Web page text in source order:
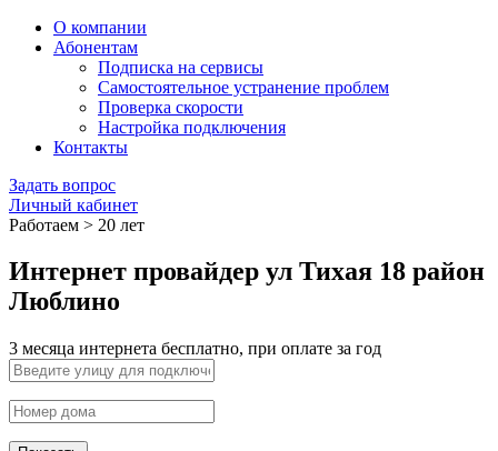
О компании
Абонентам
Подписка на сервисы
Самостоятельное устранение проблем
Проверка скорости
Настройка подключения
Контакты
Задать вопрос
Личный кабинет
Работаем > 20 лет
Интернет провайдер ул Тихая 18 район
Люблино
3 месяца интернета бесплатно, при оплате за год